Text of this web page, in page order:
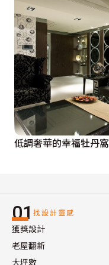
低調奢華的幸福牡丹窩
01 找設計靈感
獲獎設計
老屋翻新
大坪數